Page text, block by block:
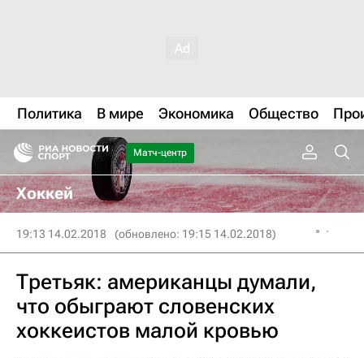
Политика В мире Экономика Общество
Матч-центр
Хоккей
19:13 14.02.2018 (обновлено: 19:15 14.02.2018)
Третьяк: американцы думали,
что обыграют словенских
хоккеистов малой кровью